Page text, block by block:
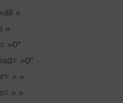
»
»
»0″
»0″
» »
» »